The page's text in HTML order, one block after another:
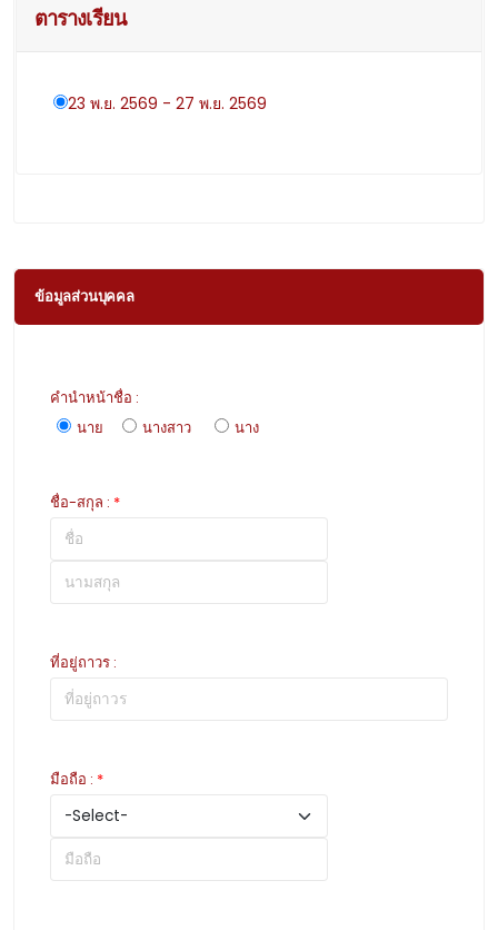
ตารางเรียน
23 พ.ย. 2569 - 27 พ.ย. 2569
ข้อมูลส่วนบุคคล
คำนำหน้าชื่อ :
นาย
นางสาว นาง
ชื่อ-สกุล : *
ที่อยู่ถาวร :
มือถือ : *